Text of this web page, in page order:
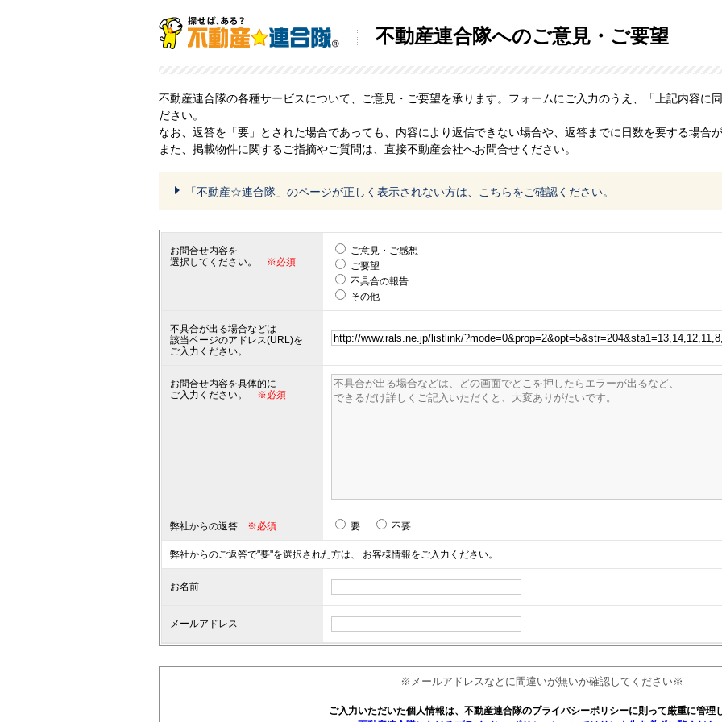
不動産連合隊へのご意見・ご要望
不動産連合隊の各種サービスについて、ご意見・ご要望を承ります。フォームにご入力のうえ、「上記内容に
ださい。
なお、返答を「要」とされた場合であっても、内容により返信できない場合や、返答までに日数を要する場合
また、掲載物件に関するご指摘やご質問は、直接不動産会社へお問合せください。
「不動産☆連合隊」のページが正しく表示されない方は、こちらをご確認ください。
お問合せ内容を
選択してください。
※必須
ご意見・ご感想
ご要望
不具合の報告
その他
不具合が出る場合などは
該当ページのアドレス(URL)を
ご入力ください。
お問合せ内容を具体的に
ご入力ください。
※必須
弊社からの返答 ※必須 要 不要
弊社からのご返答で"要"を選択された方は、 お客様情報をご入力ください。
お名前
メールアドレス
※メールアドレスなどに間違いが無いか確認してください※
ご入力いただいた個人情報は、不動産連合隊のプライバシーポリシーに則って厳重に管理